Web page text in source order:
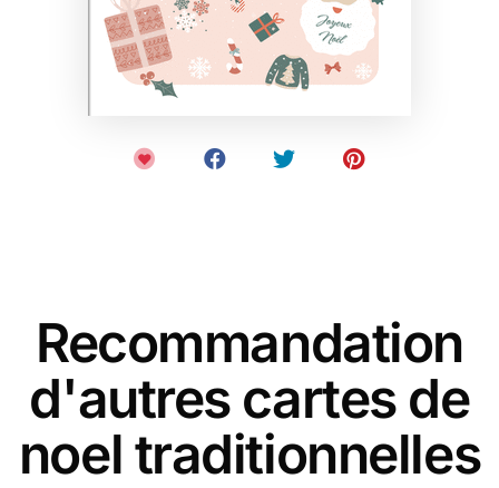
Recommandation
d'autres cartes de
noel traditionnelles